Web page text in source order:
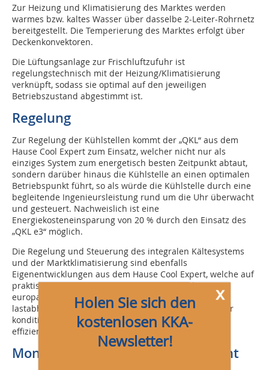
Zur Heizung und Klimatisierung des Marktes werden
warmes bzw. kaltes Wasser über dasselbe 2-Leiter-Rohrnetz
bereitgestellt. Die Temperierung des Marktes erfolgt über
Deckenkonvektoren.
Die Lüftungsanlage zur Frischluftzufuhr ist
regelungstechnisch mit der Heizung/Klimatisierung
verknüpft, sodass sie optimal auf den jeweiligen
Betriebszustand abgestimmt ist.
Regelung
Zur Regelung der Kühlstellen kommt der „QKL“ aus dem
Hause Cool Expert zum Einsatz, welcher nicht nur als
einziges System zum energetisch besten Zeitpunkt abtaut,
sondern darüber hinaus die Kühlstelle an einen optimalen
Betriebspunkt führt, so als würde die Kühlstelle durch eine
begleitende Ingenieursleistung rund um die Uhr überwacht
und gesteuert. Nachweislich ist eine
Energiekosteneinsparung von 20 % durch den Einsatz des
„QKL e3“ möglich.
Die Regelung und Steuerung des integralen Kältesystems
und der Marktklimatisierung sind ebenfalls
Eigenentwicklungen aus dem Hause Cool Expert, welche auf
praktischer Erfahrung in über 700 Supermärkten
europaweit basiert. Strategien, wie beispielsweise
lastabhängige Verflüssigungstemperaturregelung oder
konditionierte Abwärmenutzung, machen das System
effizient und technisch einmalig.
Monitoring/Störmeldemanagement
x
Holen Sie sich den
kostenlosen KKA-
Newsletter!